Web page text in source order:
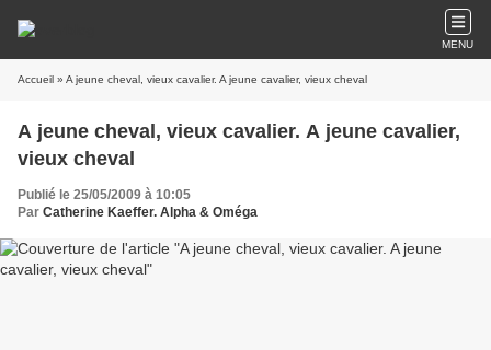
MENU
Accueil » A jeune cheval, vieux cavalier. A jeune cavalier, vieux cheval
A jeune cheval, vieux cavalier. A jeune cavalier,
vieux cheval
Publié le 25/05/2009 à 10:05
Par Catherine Kaeffer. Alpha & Oméga